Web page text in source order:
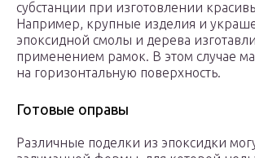
субстанции при изготовлении
Например, крупные изделия и
эпоксидной смолы и дерева
применением рамок. В этом случае
на горизонтальную поверхность.
Готовые оправы
Различные поделки из эпоксидки